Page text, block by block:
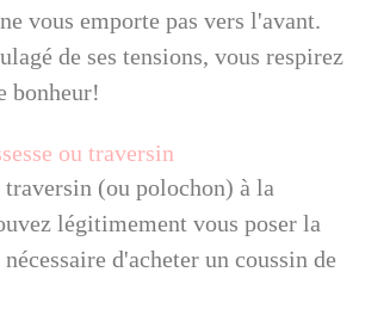
vous emporte pas vers l'avant.
de ses tensions, vous respirez
bonheur!
ou traversin
traversin (ou polochon) à la
légitimement vous poser la
d'acheter un coussin de